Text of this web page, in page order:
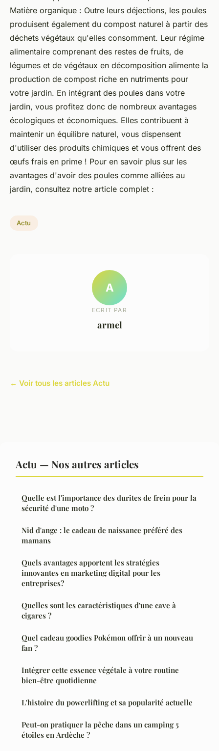
Matière organique : Outre leurs déjections, les poules
produisent également du compost naturel à partir des
déchets végétaux qu'elles consomment. Leur régime
alimentaire comprenant des restes de fruits, de
légumes et de végétaux en décomposition alimente la
production de compost riche en nutriments pour
votre jardin. En intégrant des poules dans votre
jardin, vous profitez donc de nombreux avantages
écologiques et économiques. Elles contribuent à
maintenir un équilibre naturel, vous dispensent
d'utiliser des produits chimiques et vous offrent des
œufs frais en prime ! Pour en savoir plus sur les
avantages d'avoir des poules comme alliées au
jardin, consultez notre article complet :
Actu
A
ECRIT PAR
armel
← Voir tous les articles Actu
Actu — Nos autres articles
Quelle est l'importance des durites de frein pour la
sécurité d'une moto ?
Nid d'ange : le cadeau de naissance préféré des
mamans
Quels avantages apportent les stratégies
innovantes en marketing digital pour les
entreprises?
Quelles sont les caractéristiques d'une cave à
cigares ?
Quel cadeau goodies Pokémon offrir à un nouveau
fan ?
Intégrer cette essence végétale à votre routine
bien-être quotidienne
L'histoire du powerlifting et sa popularité actuelle
Peut-on pratiquer la pêche dans un camping 5
étoiles en Ardèche ?